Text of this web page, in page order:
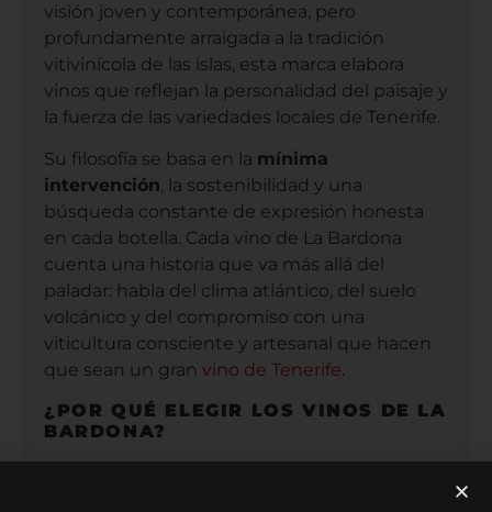
visión joven y contemporánea, pero
profundamente arraigada a la tradición
vitivinícola de las islas, esta marca elabora
vinos que reflejan la personalidad del paisaje y
la fuerza de las variedades locales de Tenerife.
Su filosofía se basa en la mínima
intervención, la sostenibilidad y una
búsqueda constante de expresión honesta
en cada botella. Cada vino de La Bardona
cuenta una historia que va más allá del
paladar: habla del clima atlántico, del suelo
volcánico y del compromiso con una
viticultura consciente y artesanal que hacen
que sean un gran vino de Tenerife.
¿POR QUÉ ELEGIR LOS VINOS DE LA
BARDONA?